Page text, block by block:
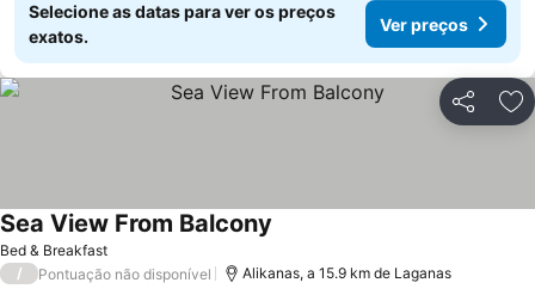
Selecione as datas para ver os preços
exatos.
Ver preços
Partilhar
Bed & Breakfast
Sea View From Balcony
/ Pontuação não disponível Alikanas, a 15.9 km de Laganas